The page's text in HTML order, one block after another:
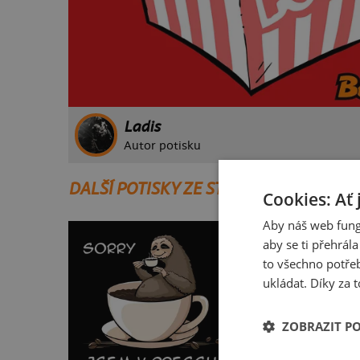
Ladis
Autor potisku
DALŠÍ POTISKY ZE STEJNÉ KATEGORIE
Cookies: Ať
Aby náš web
aby se ti
to všechno
ukládat. Díky za
ZOBRAZIT